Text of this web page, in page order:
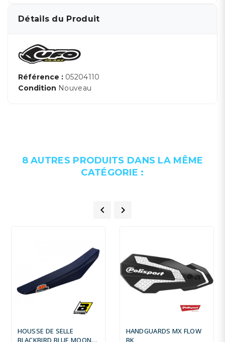
Détails du Produit
Référence : 05204110
Condition Nouveau
8 AUTRES PRODUITS DANS LA MÊME
CATÉGORIE :
 
HOUSSE DE SELLE
BLACKBIRD BLUE MOON -
HANDGUARDS MX FLOW
BK